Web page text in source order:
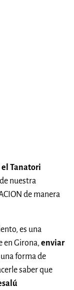
Tanatori
nuestra
de manera
es una
en Girona, enviar
forma de
saber que